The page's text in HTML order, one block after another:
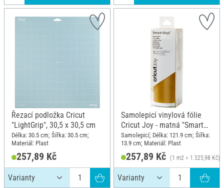
Řezací podložka Cricut
"LightGrip", 30,5 x 30,5 cm
Délka: 30.5 cm; Šířka: 30.5 cm;
Materiál: Plast
257,89 Kč
Samolepicí vinylová fólie
Cricut Joy - matná "Smart
Vinyl - odstranitelná", 13,9 x
121,9 cm, Zlatá
Samolepicí; Délka: 121.9 cm; Šířka:
13.9 cm; Materiál: Plast
257,89 Kč (1 m2 = 1.525,98 Kč)